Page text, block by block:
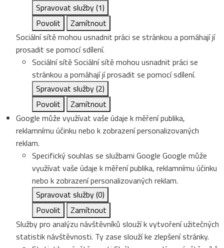
Spravovat služby(1)
Povolit
Zamítnout
Sociální sítě mohou usnadnit práci se stránkou a pomáhají jí
prosadit se pomocí sdílení.
Sociální sítěSociální sítě mohou usnadnit práci se
stránkou a pomáhají jí prosadit se pomocí sdílení.
Spravovat služby(2)
Povolit
Zamítnout
Google může využívat vaše údaje k měření publika,
reklamnímu účinku nebo k zobrazení personalizovaných
reklam.
Specifický souhlas se službami Google Google může
využívat vaše údaje k měření publika, reklamnímu účinku
nebo k zobrazení personalizovaných reklam.
Spravovat služby(0)
Povolit
Zamítnout
Služby pro analýzu návštěvníků slouží k vytvoření užitečných
statistik návštěvnosti. Ty zase slouží ke zlepšení stránky.